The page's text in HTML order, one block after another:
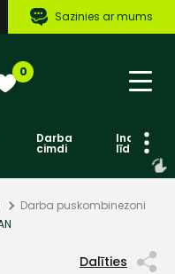
Sazinies ar mums
0
Darba
cimdi līdzekļi
Darba puskombinezoni
Dalīties